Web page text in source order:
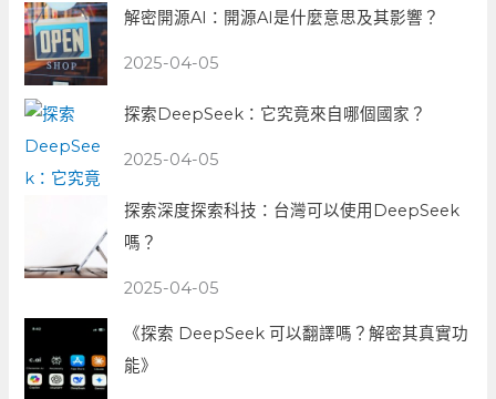
解密開源AI：開源AI是什麼意思及其影響？
2025-04-05
探索DeepSeek：它究竟來自哪個國家？
2025-04-05
探索深度探索科技：台灣可以使用DeepSeek
嗎？
2025-04-05
《探索 DeepSeek 可以翻譯嗎？解密其真實功
能》